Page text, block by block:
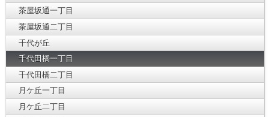
茶屋坂通一丁目
茶屋坂通二丁目
千代が丘
千代田橋一丁目
千代田橋二丁目
月ケ丘一丁目
月ケ丘二丁目